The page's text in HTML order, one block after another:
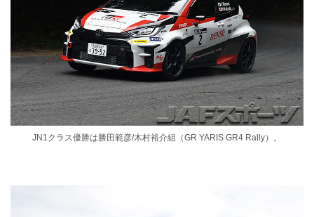
JN1クラス優勝は勝田範彦/木村裕介組（GR YARIS GR4 Rally）。